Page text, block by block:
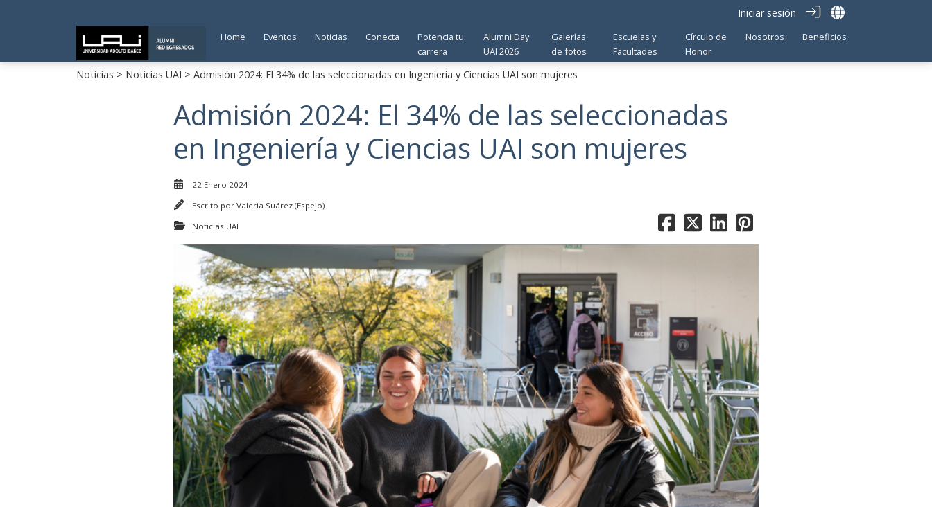
Iniciar sesión
Home Eventos Noticias Conecta
Potencia tu
carrera
Alumni Day
UAI 2026
Galerías
de fotos
Escuelas y
Facultades
Círculo de
Honor
Nosotros Beneficios
Noticias > Noticias UAI > Admisión 2024: El 34% de las seleccionadas en Ingeniería y Ciencias UAI son mujeres
Admisión 2024: El 34% de las seleccionadas
en Ingeniería y Ciencias UAI son mujeres
22 Enero 2024
Escrito por Valeria Suárez (Espejo)
Noticias UAI